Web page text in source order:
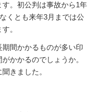
。初公判は事故から1年
くとも来年3月までは公
。
間かかるものが多い印
かかるのでしょうか。
きました。